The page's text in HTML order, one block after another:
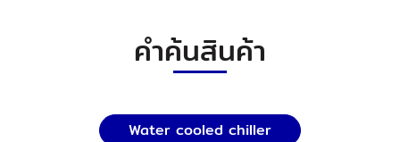
คำค้นสินค้า
Water cooled chiller